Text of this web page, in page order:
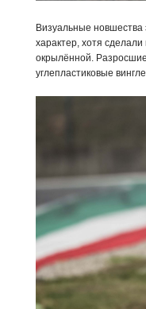
Визуальные
характер, хотя
окрылённой.
углепластиковые